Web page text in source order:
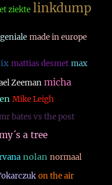
ziekte linkdump
made in europe
mattias desmet max
Zeeman micha
Mike Leigh
bates vs the post
a tree
nolan normaal
on the air